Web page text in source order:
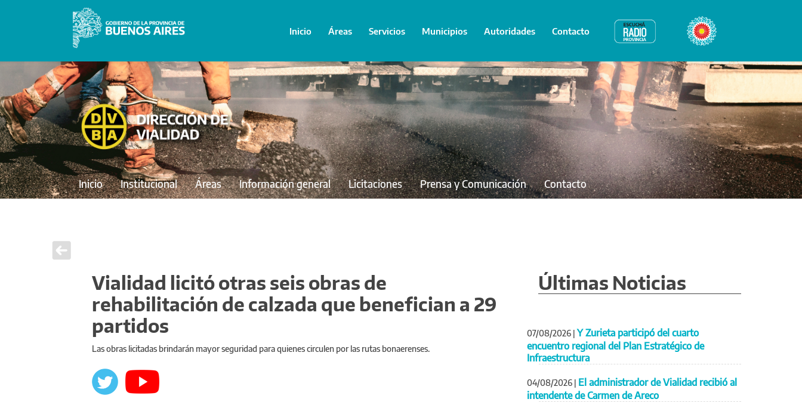
Inicio Áreas Servicios Municipios Autoridades Contacto Radio Provincia Bicentenario
Inicio Institucional Áreas Información general Licitaciones Prensa y Comunicación Contacto
Vialidad licitó otras seis obras de
rehabilitación de calzada que benefician a 29
partidos
Las obras licitadas brindarán mayor seguridad para quienes circulen por las rutas bonaerenses.
Últimas Noticias
07/08/2026 | Y Zurieta participó del cuarto
encuentro regional del Plan Estratégico de
Infraestructura
04/08/2026 | El administrador de Vialidad recibió al
intendente de Carmen de Areco